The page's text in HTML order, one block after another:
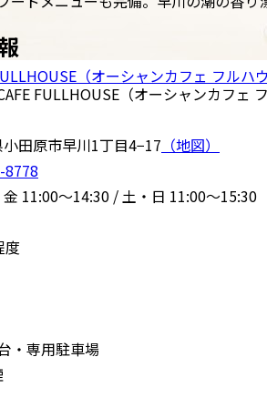
（オーシャンカフェ フルハ
FULLHOUSE（オーシャンカフェ
田原市早川1丁目4−17 （地図）
8778
金 11:00～14:30 / 土・日 11:00～15:30
度
・専用駐車場